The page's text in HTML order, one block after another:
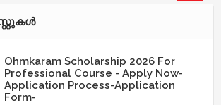
Ohmkaram Scholarship 2026 For
Professional Course - Apply Now-
Application Process-Application
Form-